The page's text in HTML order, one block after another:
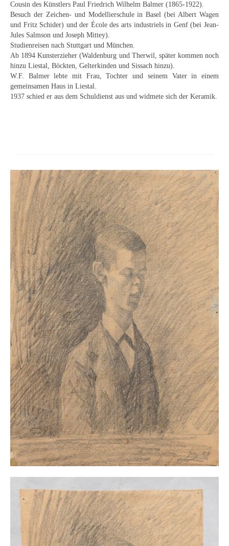
Norddeutsche Landschaften
Süddeutsche Landschaft
Selbstbildnisse
Stillleben
Neues
Themenflyer: Buch und Schrift in der Kunst
Themenflyer: Sehnsucht Süden
Themenflyer: Walter Becker
Themenflyer: Richild Holt
Themenflyer: Ernst Geitlinger
Themenflyer: Michel Wagner
Weitere Themenflyer
Buchempfehlungen
Richild Holt – Farbe und Linie
Theodor Zeller (1900-1986) Maler und
Visionär
Walter Becker (1893-1984) Malerei und Grafik
Der Maler Richard Sprick (1901-1976)
Suche
Über Uns
Publikationsliste
Über Uns
Cousin des Künstlers Paul Friedrich Wilhelm Balmer (1865-1922).
Besuch der Zeichen- und Modellierschule in Basel (bei Albert Wagen
und Fritz Schider) und der École des arts industriels in Genf (bei Jean-
Jules Salmson und Joseph Mittey).
Studienreisen nach Stuttgart und München.
Ab 1894 Kunsterzieher (Waldenburg und Therwil, später kommen noch
hinzu Liestal, Böckten, Gelterkinden und Sissach hinzu).
W.F. Balmer lebte mit Frau, Tochter und seinem Vater in einem
gemeinsamen Haus in Liestal.
1937 schied er aus dem Schuldienst aus und widmete sich der Keramik.